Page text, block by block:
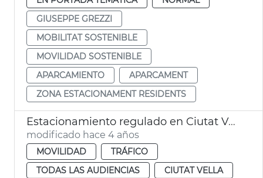
GIUSEPPE GREZZI
MOBILITAT SOSTENIBLE
MOVILIDAD SOSTENIBLE
APARCAMIENTO
APARCAMENT
ZONA ESTACIONAMENT RESIDENTS
Estacionamiento regulado en Ciutat Vella
modificado hace 4 años
MOVILIDAD
TRÁFICO
TODAS LAS AUDIENCIAS
CIUTAT VELLA